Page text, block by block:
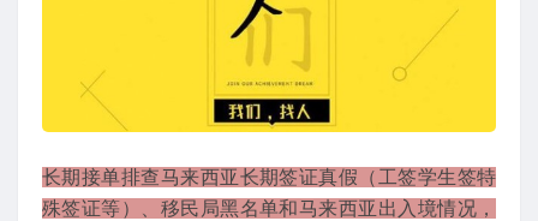
长期接单排查马来西亚长期签证真假（工签学生签特
殊签证等）、移民局黑名单和马来西亚出入境情况，